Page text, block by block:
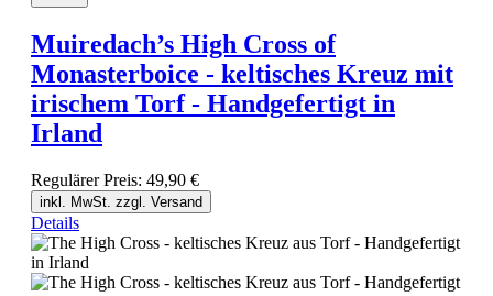
Muiredach’s High Cross of
Monasterboice - keltisches Kreuz mit
irischem Torf - Handgefertigt in
Irland
Regulärer Preis: 49,90 €
inkl. MwSt. zzgl. Versand
Details